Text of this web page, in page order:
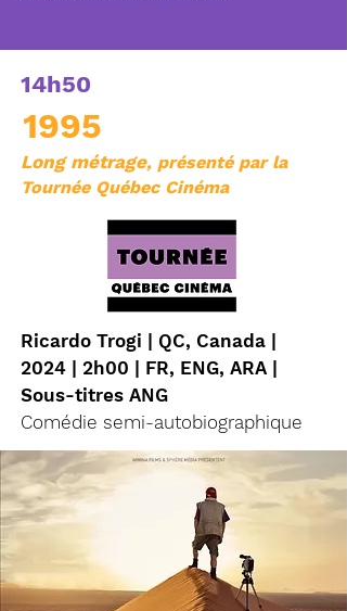
14h50
1995
Long métrage, présenté par la
Tournée Québec Cinéma
Ricardo Trogi | QC, Canada |
2024 | 2h00 | FR, ENG, ARA |
Sous-titres ANG
Comédie semi-autobiographique